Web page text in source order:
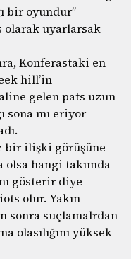
bir oyundur”
olarak uyarlarsak
Konferastaki en
hill’in
gelen pats uzun
sona mı eriyor
bir ilişki görüşüne
olsa hangi takımda
gösterir diye
olur. Yakın
sonra suçlamalrdan
olasılığını yüksek